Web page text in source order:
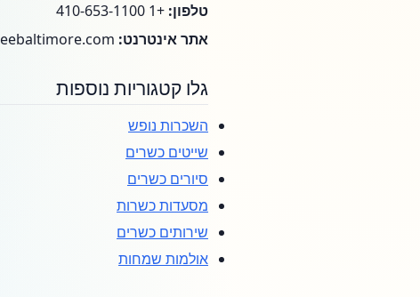
טלפון: +1 410-653-1100
אתר אינטרנט:
גלו קטגוריות נוספות
השכרות נופש
שייטים כשרים
סיורים כשרים
מסעדות כשרות
שירותים כשרים
אולמות שמחות